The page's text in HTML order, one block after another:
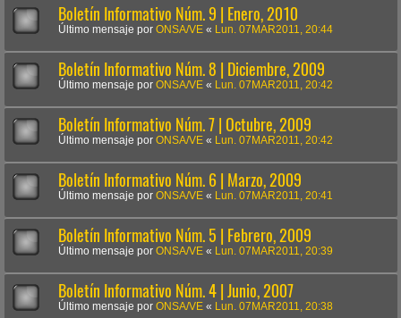
Boletín Informativo Núm. 9 | Enero, 2010
Último mensaje por ONSA/VE « Lun. 07MAR2011, 20:44
Boletín Informativo Núm. 8 | Diciembre, 2009
Último mensaje por ONSA/VE « Lun. 07MAR2011, 20:42
Boletín Informativo Núm. 7 | Octubre, 2009
Último mensaje por ONSA/VE « Lun. 07MAR2011, 20:42
Boletín Informativo Núm. 6 | Marzo, 2009
Último mensaje por ONSA/VE « Lun. 07MAR2011, 20:41
Boletín Informativo Núm. 5 | Febrero, 2009
Último mensaje por ONSA/VE « Lun. 07MAR2011, 20:39
Boletín Informativo Núm. 4 | Junio, 2007
Último mensaje por ONSA/VE « Lun. 07MAR2011, 20:38